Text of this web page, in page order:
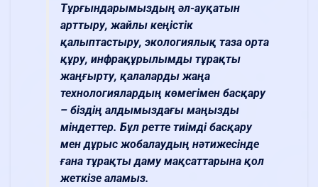
Тұрғындарымыздың әл-ауқатын
арттыру, жайлы кеңістік
қалыптастыру, экологиялық таза орта
құру, инфрақұрылымды тұрақты
жаңғырту, қалаларды жаңа
технологиялардың көмегімен басқару
– біздің алдымыздағы маңызды
міндеттер. Бұл ретте тиімді басқару
мен дұрыс жобалаудың нәтижесінде
ғана тұрақты даму мақсаттарына қол
жеткізе аламыз.